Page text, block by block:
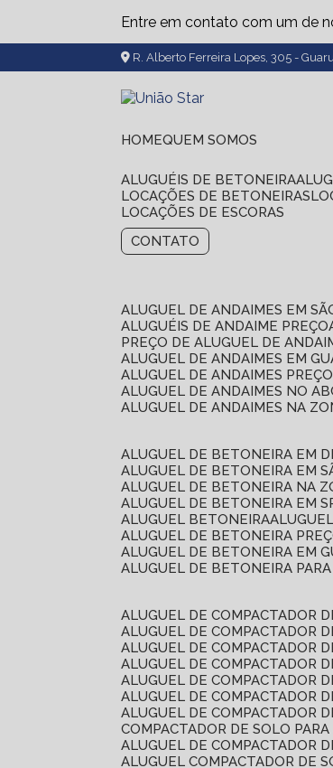
Entre em contato com um de
R. Alberto Ferreira Lopes, 305 -
HOME
QUEM SOMOS
ALUGUÉIS DE BETONEIRA
LOCAÇÕES DE BETONEIRAS
LOCAÇÕES DE ESCORAS
CONTATO
ALUGUEL DE ANDAIMES EM
ALUGUÉIS DE ANDAIME PREÇO
PREÇO DE ALUGUEL DE
ALUGUEL DE ANDAIMES EM
ALUGUEL DE ANDAIMES
ALUGUEL DE ANDAIMES NO
ALUGUEL DE ANDAIMES NA
ALUGUEL DE BETONEIRA EM
ALUGUEL DE BETONEIRA EM
ALUGUEL DE BETONEIRA NA
ALUGUEL DE BETONEIRA EM
ALUGUEL BETONEIRA
ALUGUEL DE BETONEIRA
ALUGUEL DE BETONEIRA EM
ALUGUEL DE BETONEIRA
ALUGUEL DE COMPACTADOR
ALUGUEL DE COMPACTADOR
ALUGUEL DE COMPACTADOR
ALUGUEL DE COMPACTADOR
ALUGUEL DE COMPACTADOR
ALUGUEL DE COMPACTADOR
ALUGUEL DE COMPACTADOR
COMPACTADOR DE SOLO
ALUGUEL DE COMPACTADOR
ALUGUEL COMPACTADOR DE